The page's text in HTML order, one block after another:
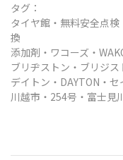
タグ：
タイヤ館・無料安全点
換
添加剤・ワコーズ・
ブリヂストン・ブリジス
デイトン・DAYTON・セ
川越市・ 254号・富士見